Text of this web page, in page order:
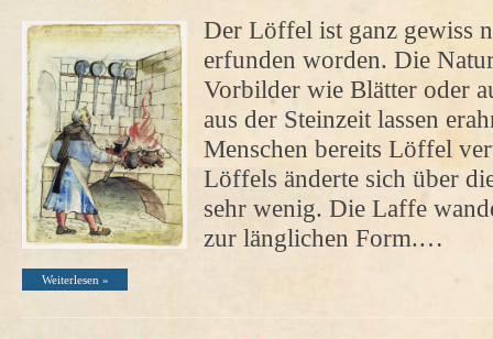
Der Löffel ist ganz gewiss
erfunden worden. Die
Vorbilder wie Blätter oder
aus der Steinzeit lassen
Menschen bereits Löffel
Löffels änderte sich über
sehr wenig. Die Laffe
zur länglichen Form.…
Weiterlesen »